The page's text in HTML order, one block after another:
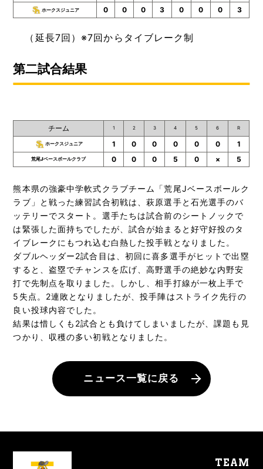
ホークスジュニア 0 0 0 3 0 0 0 3
（延長7回）※7回からタイブレーク制
第二試合結果
チーム 1 2 3 4 5 6 R
ホークスジュニア 1 0 0 0 0 0 1
荒尾Jベースボールクラブ 0 0 0 5 0 × 5
熊本県の強豪中学軟式クラブチーム「荒尾Jベースボールク
ラブ」と戦った練習試合初戦は、萩原選手と石光選手のバ
ッテリーでスタート。選手たちは試合前のシートノックで
は緊張した面持ちでしたが、試合が始まると好守好投のタ
イブレークにもつれ込む白熱した投手戦となりました。
ダブルヘッダー2試合目は、初回に喜多選手がヒットで出塁
すると、盗塁でチャンスを広げ、高野選手の絶妙な内野安
打で先制点を取りました。しかし、相手打線が一枚上手で
5失点。2連敗となりましたが、投手陣はストライク先行の
良い投球内容でした。
結果は惜しくも2試合とも負けてしまいましたが、課題も見
つかり、収穫の多い初戦となりました。
ニュース一覧に戻る
TEAM